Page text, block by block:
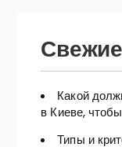
Какой
в Киеве,
Типы и